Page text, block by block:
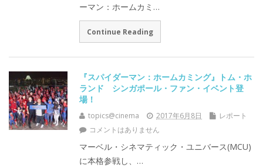
ーマン：ホームカミ…
Continue Reading
『スパイダーマン：ホームカミング』トム・ホ
ランド シンガポール・ファン・イベント登
場！
topics@cinema 2017年6月8日
レポート
コメントはありません
マーベル・シネマティック・ユニバース(MCU)
に本格参戦し、…